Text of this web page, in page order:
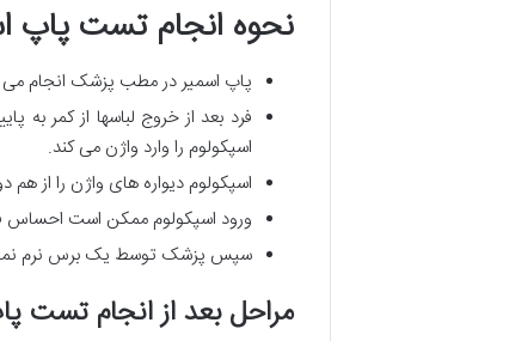
نحوه انجام تست پاپ
پاپ اسمیر در مطب پزشک انجام می
فرد بعد از خروج لباسها از کمر
اسپکولوم را وارد واژن می کند.
اسپکولوم دیواره های واژن را از هم
ورود اسپکولوم ممکن است احساس
سپس پزشک توسط یک برس نرم
مراحل بعد از انجام تست